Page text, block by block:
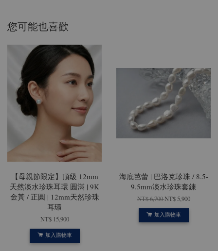
您可能也喜歡
【母親節限定】頂級 12mm
天然淡水珍珠耳環 圓滿 | 9K
金黃 / 正圓 | 12mm天然珍珠
耳環
NT$ 15,900
加入購物車
海底芭蕾 | 巴洛克珍珠 / 8.5-
9.5mm淡水珍珠套鍊
NT$ 6,700NT$ 5,900
加入購物車